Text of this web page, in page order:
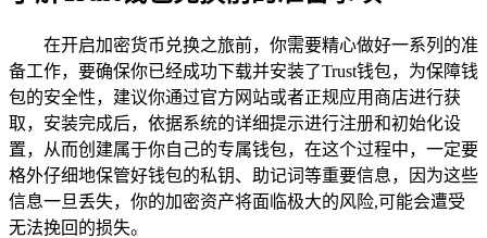
在开启加密货币兑换之旅前，你需要精心做好一系列的准
备工作，要确保你已经成功下载并安装了Trust钱包，为保障钱
包的安全性，建议你通过官方网站或者正规应用商店进行获
取，安装完成后，依据系统的详细提示进行注册和初始化设
置，从而创建属于你自己的专属钱包，在这个过程中，一定要
格外仔细地保管好钱包的私钥、助记词等重要信息，因为这些
信息一旦丢失，你的加密资产将面临极大的风险,可能会遭受
无法挽回的损失。